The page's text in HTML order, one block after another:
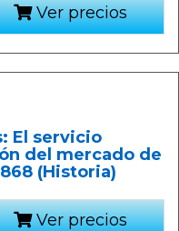
Ver precios
El servicio
del mercado de
(Historia)
Ver precios